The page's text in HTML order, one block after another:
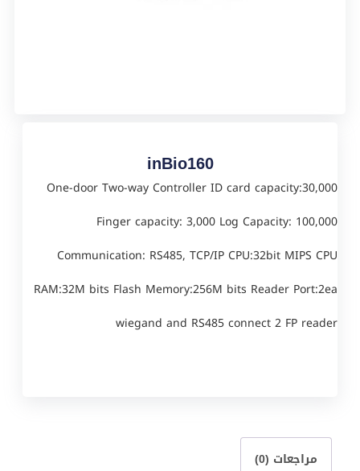
inBio160
One-door Two-way Controller ID card capacity:30,000
Finger capacity: 3,000 Log Capacity: 100,000
Communication: RS485, TCP/IP CPU:32bit MIPS CPU
RAM:32M bits Flash Memory:256M bits Reader Port:2ea
wiegand and RS485 connect 2 FP reader
مراجعات (0)